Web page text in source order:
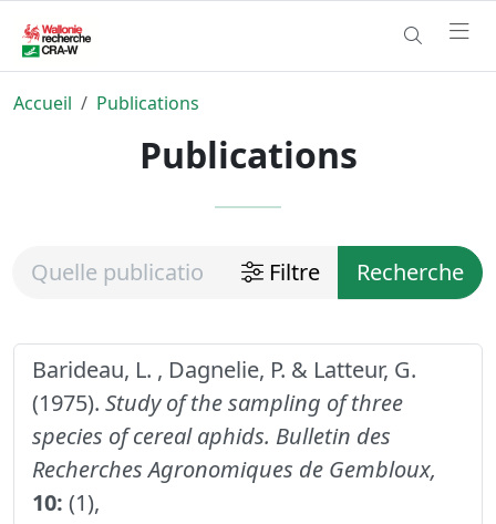
Accueil Publications
Publications
Filtre Recherche
Barideau, L. , Dagnelie, P. & Latteur, G.
(1975). Study of the sampling of three
species of cereal aphids. Bulletin des
Recherches Agronomiques de Gembloux,
10: (1),